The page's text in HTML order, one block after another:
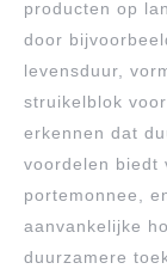
producten op
door
levensduur,
struikelblok
erkennen dat
voordelen biedt
portemonnee,
aanvankelijke
duurzamere